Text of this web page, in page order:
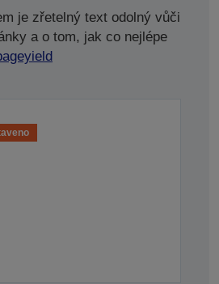
je zřetelný text odolný vůči
a o tom, jak co nejlépe